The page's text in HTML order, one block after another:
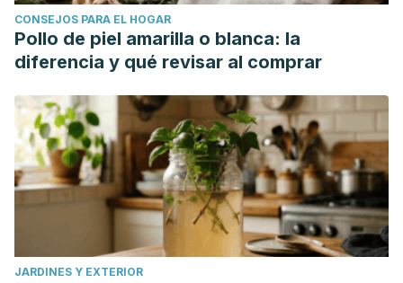
CONSEJOS PARA EL HOGAR
Pollo de piel amarilla o blanca: la
diferencia y qué revisar al comprar
JARDINES Y EXTERIOR